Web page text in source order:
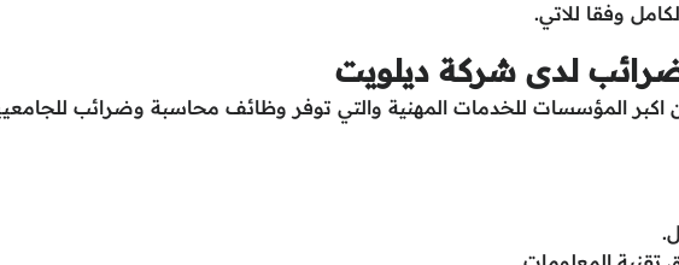
وفقا للاتي.
لدى شركة ديلويت
المؤسسات للخدمات المهنية والتي توفر وظائف محاسبة وضرائب